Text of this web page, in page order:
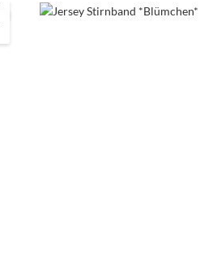
überspringen